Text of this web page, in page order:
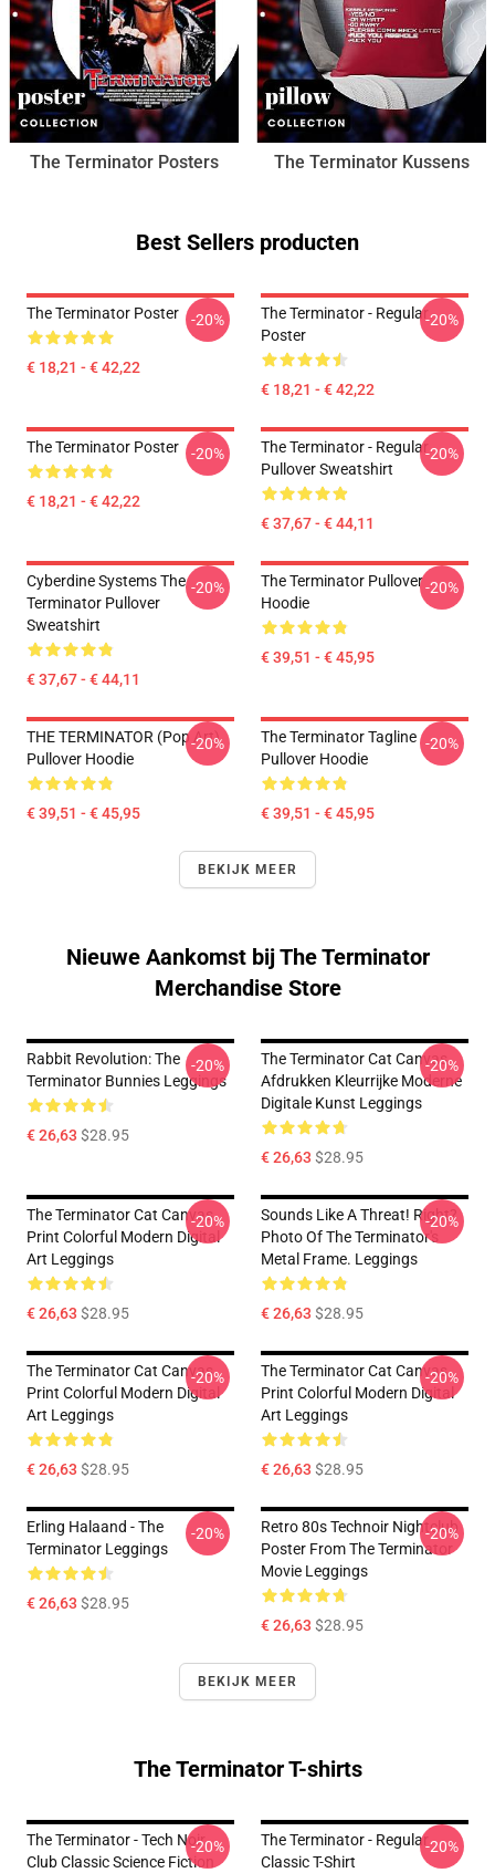
The Terminator Posters The Terminator Kussens
Best Sellers producten
The Terminator Poster
€ 18,21 - € 42,22
-20%
The Terminator - Regular
Poster
€ 18,21 - € 42,22
-20%
The Terminator Poster
€ 18,21 - € 42,22
-20%
The Terminator - Regular
Pullover Sweatshirt
€ 37,67 - € 44,11
-20%
Cyberdine Systems The
Terminator Pullover
Sweatshirt
€ 37,67 - € 44,11
-20%
The Terminator Pullover
Hoodie
€ 39,51 - € 45,95
-20%
THE TERMINATOR (Pop Art)
Pullover Hoodie
€ 39,51 - € 45,95
-20%
The Terminator Tagline
Pullover Hoodie
€ 39,51 - € 45,95
-20%
BEKIJK MEER
Nieuwe Aankomst bij The Terminator
Merchandise Store
Rabbit Revolution: The
Terminator Bunnies Leggings
€ 26,63 $28.95
-20%
The Terminator Cat Canvas
Afdrukken Kleurrijke Moderne
Digitale Kunst Leggings
€ 26,63 $28.95
-20%
The Terminator Cat Canvas
Print Colorful Modern Digital
Art Leggings
€ 26,63 $28.95
-20%
Sounds Like A Threat! Right?
Photo Of The Terminator's
Metal Frame. Leggings
€ 26,63 $28.95
-20%
The Terminator Cat Canvas
Print Colorful Modern Digital
Art Leggings
€ 26,63 $28.95
-20%
The Terminator Cat Canvas
Print Colorful Modern Digital
Art Leggings
€ 26,63 $28.95
-20%
Erling Halaand - The
Terminator Leggings
€ 26,63 $28.95
-20%
Retro 80s Technoir Nightclub
Poster From The Terminator
Movie Leggings
€ 26,63 $28.95
-20%
BEKIJK MEER
The Terminator T-shirts
The Terminator - Tech Noir
Club Classic Science Fiction
-20%
The Terminator - Regular
Classic T-Shirt
-20%